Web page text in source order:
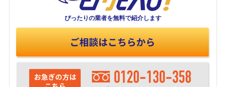
ぴったりの業者を無料で紹介します